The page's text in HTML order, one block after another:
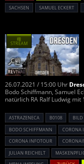
SACHSEN
SAMUEL ECKERT
26.07.2021 / 15:00 Uhr
Bodo Schiffmann, Samuel
natürlich RA Ralf Ludwig mit
ASTRAZENECA B0108 BILD
BODO SCHIFFMANN
CORONA
CORONA INFOTOUR
JULIAN REICHELT
種
STREAM